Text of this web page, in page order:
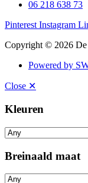
06 218 638 73
Pinterest Instagram
Copyright © 2026 De
Powered by
Close ✕
Kleuren
Breinaald maat